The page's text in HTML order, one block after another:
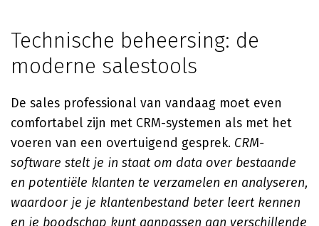
Technische beheersing: de
moderne salestools
De sales professional van vandaag moet even
comfortabel zijn met CRM-systemen als met het
voeren van een overtuigend gesprek. CRM-
software stelt je in staat om data over bestaande
en potentiële klanten te verzamelen en analyseren,
waardoor je je klantenbestand beter leert kennen
en je boodschap kunt aanpassen aan verschillende